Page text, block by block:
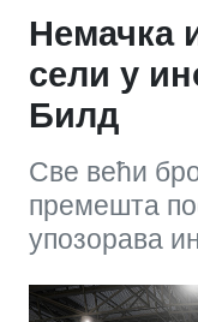
Немачка
сели у
Билд
Све већи
премешта
упозорава